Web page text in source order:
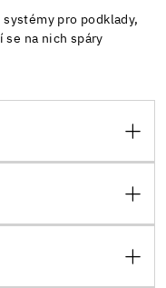
pro podklady,
se na nich spáry